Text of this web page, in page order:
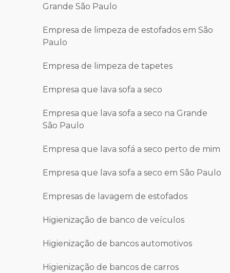
Grande São Paulo
Empresa de limpeza de estofados em São
Paulo
Empresa de limpeza de tapetes
Empresa que lava sofa a seco
Empresa que lava sofa a seco na Grande
São Paulo
Empresa que lava sofá a seco perto de mim
Empresa que lava sofa a seco em São Paulo
Empresas de lavagem de estofados
Higienização de banco de veículos
Higienização de bancos automotivos
Higienização de bancos de carros